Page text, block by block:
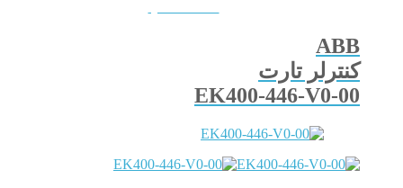
ABB
کنترلر تارت
EK400-446-V0-00